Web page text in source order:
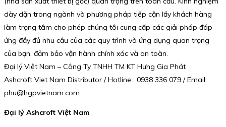
dày dặn trong ngành và phương pháp tiếp cận lấy khách hàng
làm trọng tâm cho phép chúng tôi cung cấp các giải pháp đáp
ứng đầy đủ nhu cầu của các quy trình và ứng dụng quan trọng
của bạn, đảm bảo vận hành chính xác và an toàn.
Đại lý Việt Nam – Công Ty TNHH TM KT Hưng Gia Phát
Ashcroft Viet Nam Distributor / Hotline : 0938 336 079 / Email :
phu@hgpvietnam.com
Đại lý Ashcroft Việt Nam